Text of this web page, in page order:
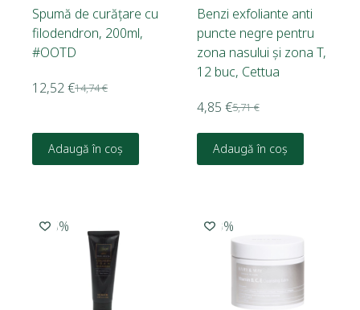
Spumă de curățare cu
filodendron, 200ml,
#OOTD
14,74€
12,52€
Adaugă în coș
Benzi exfoliante anti
puncte negre pentru
zona nasului și zona T,
12 buc, Cettua
5,71€
4,85 €
Adaugă în coș
-15% -20%